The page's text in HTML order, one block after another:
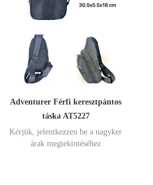
Adventurer Férfi keresztpántos
táska AT5227
Kérjük, jelentkezzen be a nagyker
árak megtekintéséhez